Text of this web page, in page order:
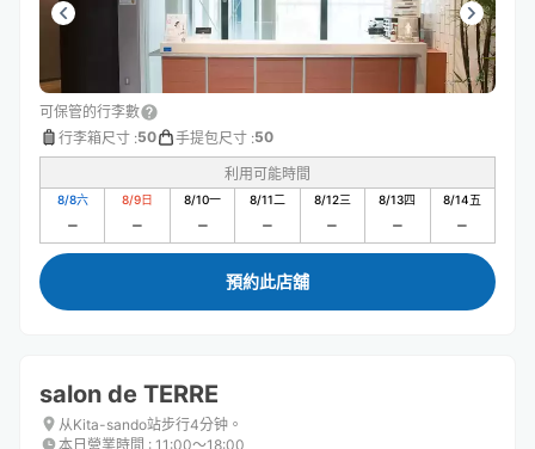
可保管的行李數
行李箱尺寸 :50 手提包尺寸 :50
利用可能時間
8/8六 8/9日 8/10一 8/11二 8/12三 8/13四 8/14五
預約此店舖
salon de TERRE
从Kita-sando站步行4分钟。
本日營業時間 : 11:00〜18:00